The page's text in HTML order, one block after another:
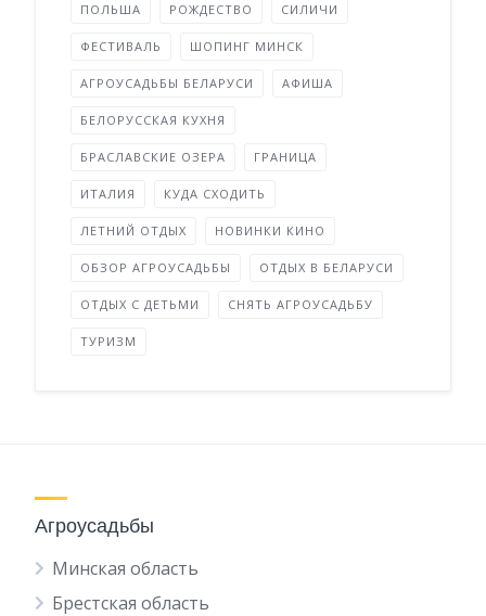
ПОЛЬША РОЖДЕСТВО СИЛИЧИ
ФЕСТИВАЛЬ ШОПИНГ МИНСК
АГРОУСАДЬБЫ БЕЛАРУСИ АФИША
БЕЛОРУССКАЯ КУХНЯ
БРАСЛАВСКИЕ ОЗЕРА ГРАНИЦА
ИТАЛИЯ КУДА СХОДИТЬ
ЛЕТНИЙ ОТДЫХ НОВИНКИ КИНО
ОБЗОР АГРОУСАДЬБЫ ОТДЫХ В БЕЛАРУСИ
ОТДЫХ С ДЕТЬМИ СНЯТЬ АГРОУСАДЬБУ
ТУРИЗМ
Агроусадьбы
Минская область
Брестская область